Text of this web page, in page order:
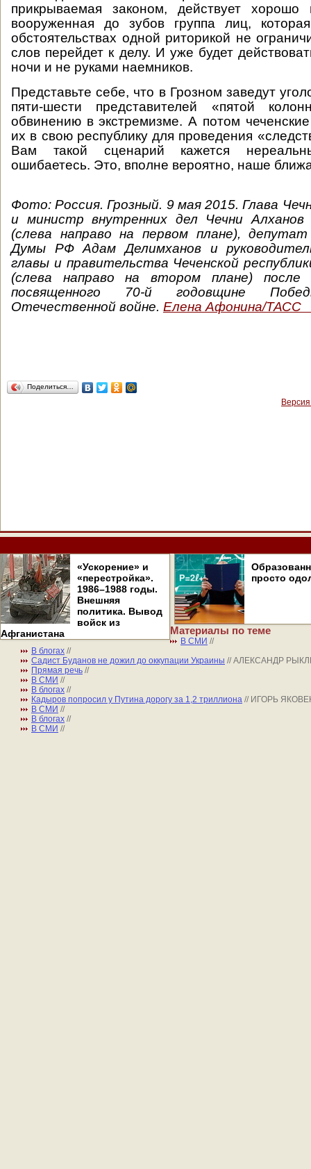
прикрываемая законом, действует хорошо
вооруженная до зубов группа лиц,
обстоятельствах одной риторикой не
слов перейдет к делу. И уже будет
ночи и не руками наемников.
Представьте себе, что в Грозном заведут
пяти-шести представителей «пятой
обвинению в экстремизме. А потом
их в свою республику для проведения
Вам такой сценарий кажется
ошибаетесь. Это, вполне вероятно, наше
Фото: Россия. Грозный. 9 мая 2015. Глава
и министр внутренних дел Чечни Алханов
(слева направо на первом плане), депутат
Думы РФ Адам Делимханов и
главы и правительства Чеченской
(слева направо на втором плане) после
посвященного 70-й годовщине
Отечественной войне. Елена Афонина/ТАСС
Поделиться…
«Ускорение» и
«перестройка».
1986–1988 годы.
Внешняя
политика. Вывод
войск из
Афганистана
просто
Материалы по теме
В СМИ //
В блогах //
Садист Буданов не дожил до оккупации Украины // АЛЕКСАНДР
Прямая речь //
В СМИ //
В блогах //
Кадыров попросил у Путина дорогу за 1,2 триллиона // ИГОРЬ
В СМИ //
В блогах //
В СМИ //